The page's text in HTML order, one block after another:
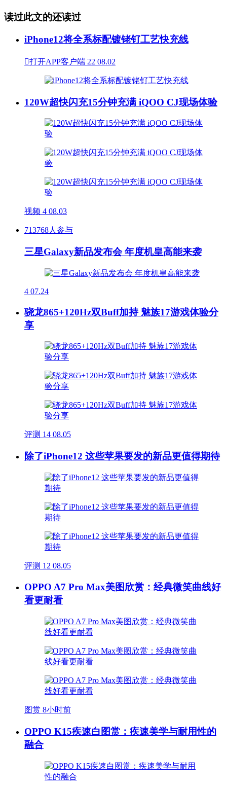
读过此文的还读过
iPhone12将全系标配镀铑钌工艺快充线
打开APP客户端 22 08.02
120W超快闪充15分钟充满 iQOO CJ现场体验
视频 4 08.03
713768人参与
三星Galaxy新品发布会 年度机皇高能来袭
4 07.24
骁龙865+120Hz双Buff加持 魅族17游戏体验分
享
评测 14 08.05
除了iPhone12 这些苹果要发的新品更值得期待
评测 12 08.05
OPPO A7 Pro Max美图欣赏：经典微笑曲线好
看更耐看
图赏 8小时前
OPPO K15疾速白图赏：疾速美学与耐用性的
融合